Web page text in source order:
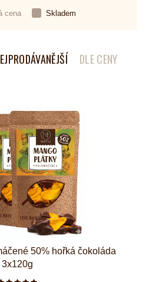
cena Skladem
DLE CENY
50% hořká čokoláda
3x120g